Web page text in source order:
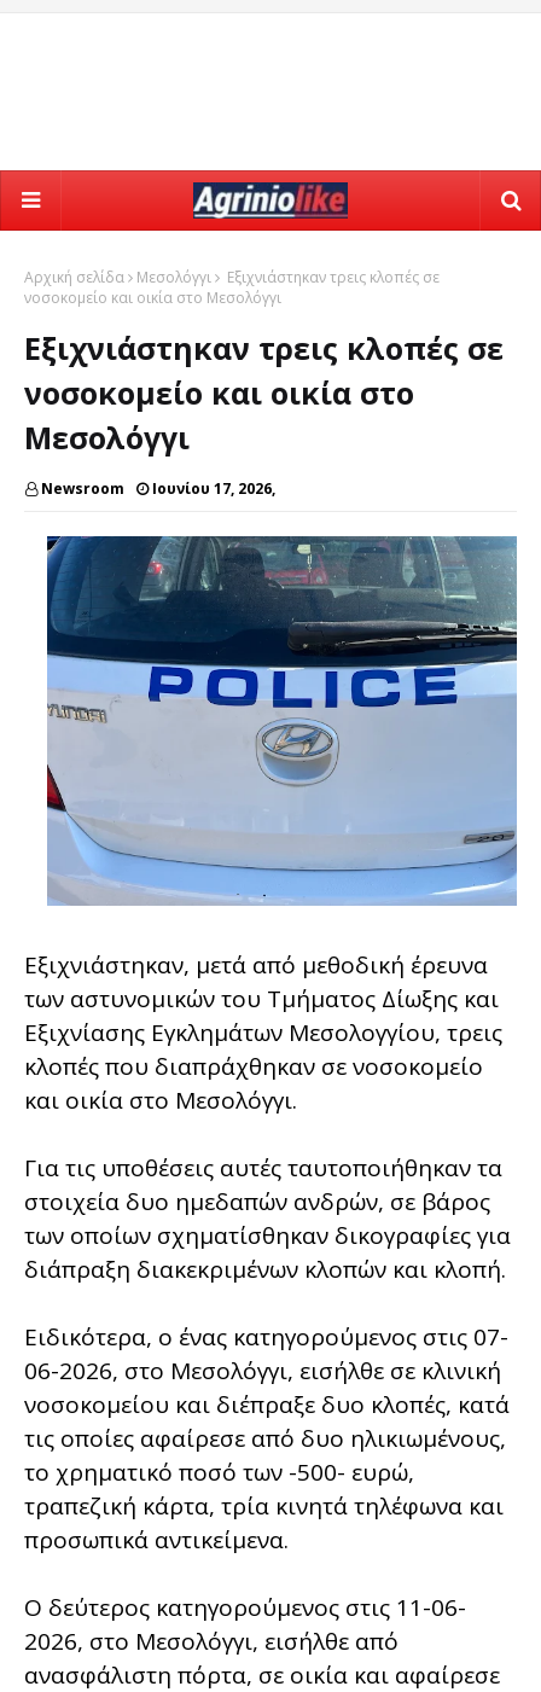
Αρχική σελίδα Μεσολόγγι
Εξιχνιάστηκαν τρεις κλοπές σε
νοσοκομείο και οικία στο Μεσολόγγι
Εξιχνιάστηκαν τρεις κλοπές σε
νοσοκομείο και οικία στο
Μεσολόγγι
Newsroom Ιουνίου 17, 2026,
Εξιχνιάστηκαν, μετά από μεθοδική έρευνα
των αστυνομικών του Τμήματος Δίωξης και
Εξιχνίασης Εγκλημάτων Μεσολογγίου, τρεις
κλοπές που διαπράχθηκαν σε νοσοκομείο
και οικία στο Μεσολόγγι.
Για τις υποθέσεις αυτές ταυτοποιήθηκαν τα
στοιχεία δυο ημεδαπών ανδρών, σε βάρος
των οποίων σχηματίσθηκαν δικογραφίες για
διάπραξη διακεκριμένων κλοπών και κλοπή.
Ειδικότερα, ο ένας κατηγορούμενος στις 07-
06-2026, στο Μεσολόγγι, εισήλθε σε κλινική
νοσοκομείου και διέπραξε δυο κλοπές, κατά
τις οποίες αφαίρεσε από δυο ηλικιωμένους,
το χρηματικό ποσό των -500- ευρώ,
τραπεζική κάρτα, τρία κινητά τηλέφωνα και
προσωπικά αντικείμενα.
Ο δεύτερος κατηγορούμενος στις 11-06-
2026, στο Μεσολόγγι, εισήλθε από
ανασφάλιστη πόρτα, σε οικία και αφαίρεσε